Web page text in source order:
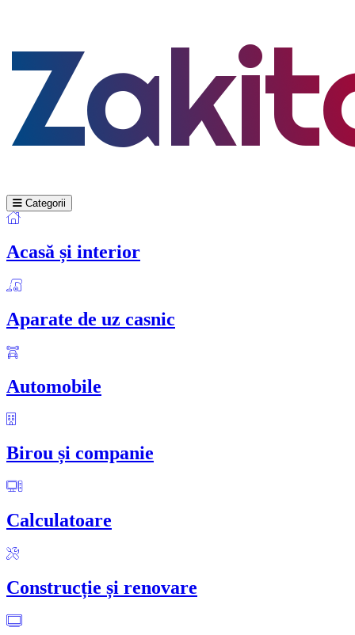
Categorii
Acasă și interior
Aparate de uz casnic
Automobile
Birou și companie
Calculatoare
Construcție și renovare